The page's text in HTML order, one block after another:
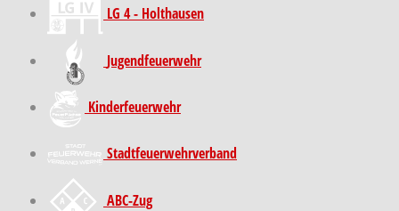
LG 4 - Holthausen
Jugendfeuerwehr
Kinder­feuer­wehr
Stadt­feuer­wehr­verband
ABC-Zug